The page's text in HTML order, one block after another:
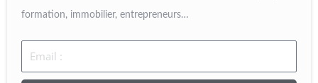
formation, immobilier, entrepreneurs…
Email